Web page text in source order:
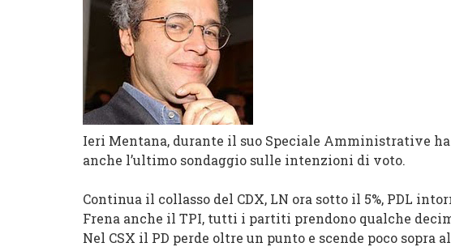
Ieri Mentana, durante il suo Speciale Amministrative
anche l’ultimo sondaggio sulle intenzioni di voto.
Continua il collasso del CDX, LN ora sotto il 5%, PDL
Frena anche il TPI, tutti i partiti prendono qualche
Nel CSX il PD perde oltre un punto e scende poco sopra